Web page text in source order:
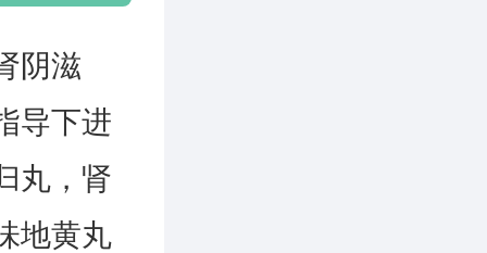
阴滋
导下进
丸，肾
地黄丸